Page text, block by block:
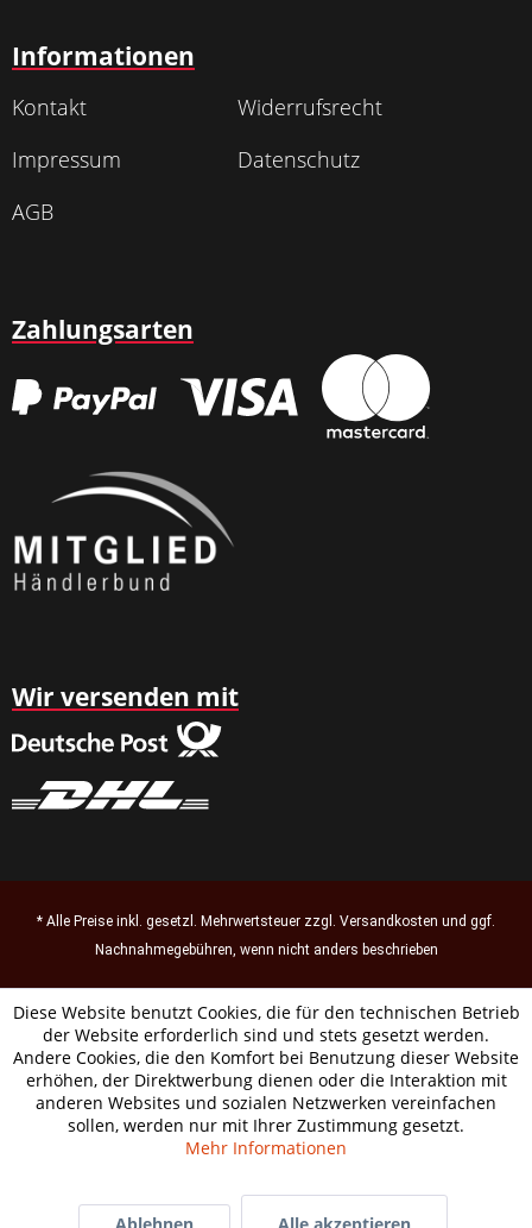
Informationen
Kontakt
Widerrufsrecht
Impressum
Datenschutz
AGB
Zahlungsarten
Wir versenden mit
* Alle Preise inkl. gesetzl. Mehrwertsteuer zzgl. Versandkosten und ggf.
Nachnahmegebühren, wenn nicht anders beschrieben
Diese Website benutzt Cookies, die für den technischen Betrieb
der Website erforderlich sind und stets gesetzt werden.
Andere Cookies, die den Komfort bei Benutzung dieser Website
erhöhen, der Direktwerbung dienen oder die Interaktion mit
anderen Websites und sozialen Netzwerken vereinfachen
sollen, werden nur mit Ihrer Zustimmung gesetzt.
Mehr Informationen